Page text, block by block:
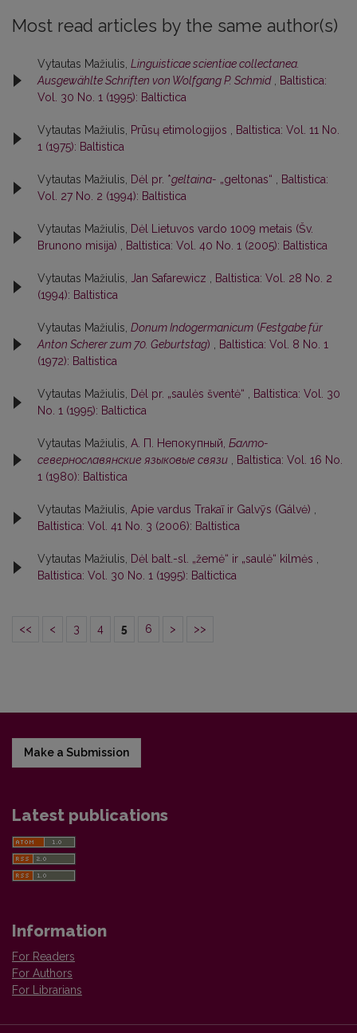
Most read articles by the same author(s)
Vytautas Mažiulis, Linguisticae scientiae collectanea.
Ausgewählte Schriften von Wolfgang P. Schmid
Baltistica:
Vol. 30 No. 1 (1995): Baltictica
Vytautas Mažiulis, Prūsų etimologijos
Baltistica: Vol. 11 No.
1 (1975): Baltistica
Vytautas Mažiulis, Dėl pr. *geltaina- „geltonas“
Baltistica:
Vol. 27 No. 2 (1994): Baltistica
Vytautas Mažiulis,
Dėl Lietuvos vardo 1009 metais (Šv.
Brunono misija)
Baltistica: Vol. 40 No. 1 (2005): Baltistica
Vytautas Mažiulis, Jan Safarewicz
Baltistica: Vol. 28 No. 2
(1994): Baltistica
Vytautas Mažiulis, Donum Indogermanicum (Festgabe für
Anton Scherer zum 70. Geburtstag)
Baltistica: Vol. 8 No. 1
(1972): Baltistica
Vytautas Mažiulis, Dėl pr. „saulės šventė“
Baltistica: Vol. 30
No. 1 (1995): Baltictica
Vytautas Mažiulis, А. П. Непокупный, Балто-
севернославянские языковые связи
Baltistica: Vol. 16 No.
1 (1980): Baltistica
Vytautas Mažiulis, Apie vardus Trakaĩ ir Galvỹs (Gálvė)
Baltistica: Vol. 41 No. 3 (2006): Baltistica
Vytautas Mažiulis, Dėl balt.-sl. „žemė“ ir „saulė“ kilmės
Baltistica: Vol. 30 No. 1 (1995): Baltictica
<< < 3 4 5 6 > >>
Make a Submission
Latest publications
Information
For Readers
For Authors
For Librarians